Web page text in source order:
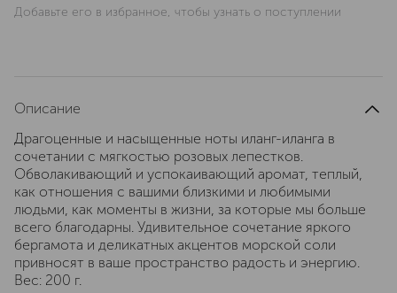
Добавьте его в избранное, чтобы узнать о поступлении
Описание
Драгоценные и насыщенные ноты иланг-иланга в
сочетании с мягкостью розовых лепестков.
Обволакивающий и успокаивающий аромат, теплый,
как отношения с вашими близкими и любимыми
людьми, как моменты в жизни, за которые мы больше
всего благодарны. Удивительное сочетание яркого
бергамота и деликатных акцентов морской соли
привносят в ваше пространство радость и энергию.
Вес: 200 г.